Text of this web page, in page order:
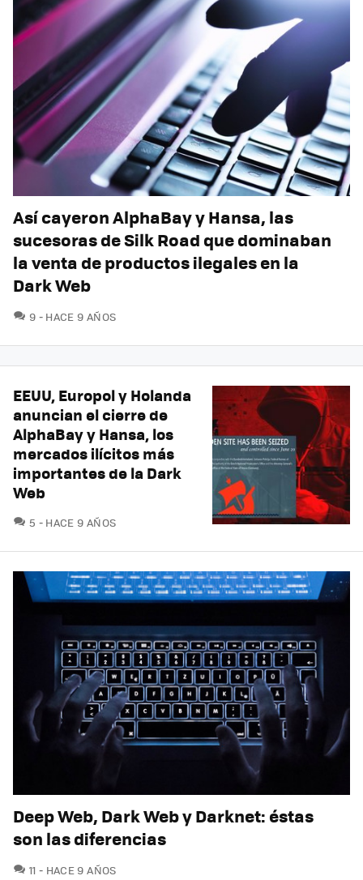
Así cayeron AlphaBay y Hansa, las
sucesoras de Silk Road que dominaban
la venta de productos ilegales en la
Dark Web
9 COMENTARIOS
HACE 9 AÑOS
EEUU, Europol y Holanda
anuncian el cierre de
AlphaBay y Hansa, los
mercados ilícitos más
importantes de la Dark
Web
5 COMENTARIOS
HACE 9 AÑOS
Deep Web, Dark Web y Darknet: éstas
son las diferencias
11 COMENTARIOS
HACE 9 AÑOS